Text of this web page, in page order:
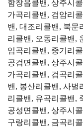
함창읍콜밴, 상주시
가곡리콜밴, 검암리
밴, 대조리콜밴, 북문
리콜밴, 오동리콜밴,
임곡리콜밴, 중기리
공검면콜밴, 상주시
가곡리콜밴, 검곡리
밴, 봉산리콜밴, 사벌
리콜밴, 유곡리콜밴,
공성면콜밴, 상주시
구랑리콜밴, 금곡리